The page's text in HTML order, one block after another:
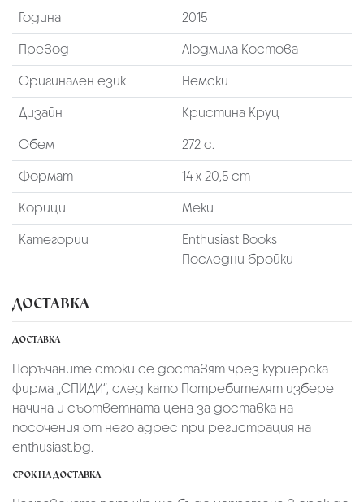
Година
2015
Превод
Людмила Костова
Оригинален език
Немски
Дизайн
Кристина Круц
Обем
272 с.
Формат
14 х 20,5 cm
Корици
Меки
Категории
Enthusiast Books
Последни бройки
ДОСТАВКА
ДОСТАВКА
Поръчаните стоки се доставят чрез куриерскa
фирмa „СПИДИ“, след като Потребителят избере
начина и съответната цена за доставка на
посочения от него адрес при регистрация на
enthusiast.bg.
СРОК НА ДОСТАВКА